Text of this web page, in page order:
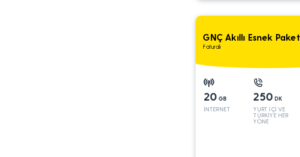
GNÇ Akıllı Esnek Paket
Faturalı
20 GB
İNTERNET
250 DK
YURT İÇİ VE
TÜRKİYE HER
YÖNE